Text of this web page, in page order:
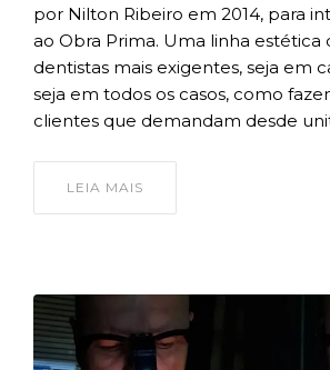
por Nilton Ribeiro em 2014, para
ao Obra Prima. Uma linha estética
dentistas mais exigentes, seja em
seja em todos os casos, como
clientes que demandam desde
LEIA MAIS